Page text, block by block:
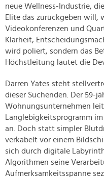
neue Wellness-Industrie,
Elite das zurückgeben will,
Videokonferenzen und
Klarheit,
wird poliert, sondern das
Höchstleitung lautet die
Darren Yates steht
dieser Suchenden. Der 59-
Wohnungsunternehmen
Langlebigkeitsprogramm
an. Doch statt simpler
verkabelt vor einem
sich durch digitale
Algorithmen seine
Aufmerksamkeitsspanne